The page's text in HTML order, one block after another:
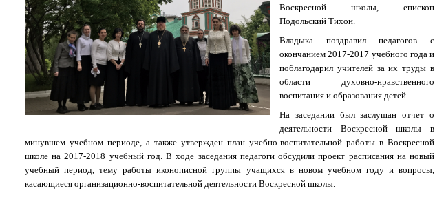
Воскресной школы, епископ
Подольский Тихон.
Владыка поздравил педагогов с
окончанием 2017-2017 учебного года и
поблагодарил учителей за их труды в
области духовно-нравственного
воспитания и образования детей.
На заседании был заслушан отчет о
деятельности Воскресной школы в
минувшем учебном периоде, а также утвержден план учебно-воспитательной работы в Воскресной
школе на 2017-2018 учебный год. В ходе заседания педагоги обсудили проект расписания на новый
учебный период, тему работы иконописной группы учащихся в новом учебном году и вопросы,
касающиеся организационно-воспитательной деятельности Воскресной школы.